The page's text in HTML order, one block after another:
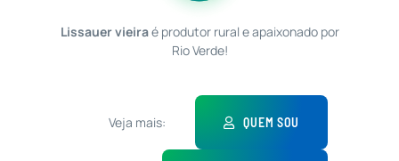
Lissauer vieiraé produtor rural e apaixonado por
Rio Verde!
Veja mais: QUEM SOU